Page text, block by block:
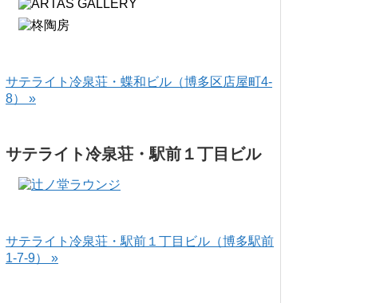
サテライト冷泉荘・蝶和ビル（博多区店屋町4-
8） »
サテライト冷泉荘・駅前１丁目ビル
サテライト冷泉荘・駅前１丁目ビル（博多駅前
1-7-9） »